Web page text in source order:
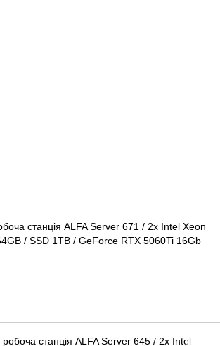
станція ALFA Server 671 / 2х Intel Xeon
/ SSD 1TB / GeForce RTX 5060Ti 16Gb